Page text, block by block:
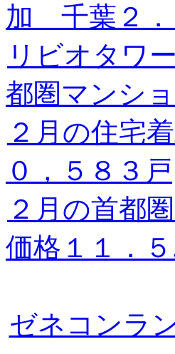
加 千葉２．
リビオタワ
都圏マンシ
２月の住宅
０，５８３戸
２月の首都
価格１１．
ゼネコンラ